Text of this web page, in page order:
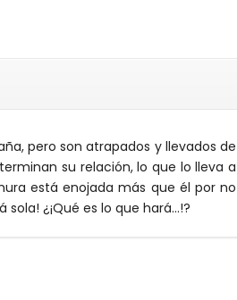
pero son atrapados y llevados de
su relación, lo que lo lleva a
está enojada más que él por no
¿¡Qué es lo que hará…!?